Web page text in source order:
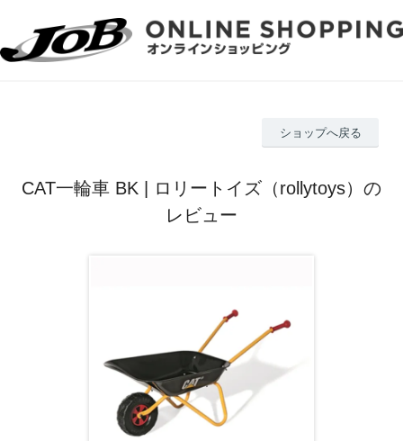
ショップへ戻る
CAT一輪車 BK | ロリートイズ（rollytoys）の
レビュー